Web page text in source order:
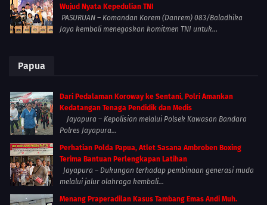
Wujud Nyata Kepedulian TNI
PASURUAN – Komandan Korem (Danrem) 083/Baladhika
Jaya kembali menegaskan komitmen TNI untuk...
Papua
Dari Pedalaman Koroway ke Sentani, Polri Amankan
Kedatangan Tenaga Pendidik dan Medis
Jayapura – Kepolisian melalui Polsek Kawasan Bandara
Polres Jayapura...
Perhatian Polda Papua, Atlet Sasana Ambroben Boxing
Terima Bantuan Perlengkapan Latihan
Jayapura – Dukungan terhadap pembinaan generasi muda
melalui jalur olahraga kembali...
Menang Praperadilan Kasus Tambang Emas Andi Muh.